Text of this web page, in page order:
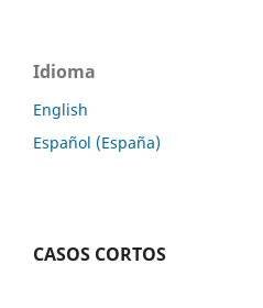
Idioma
English
Español (España)
CASOS CORTOS